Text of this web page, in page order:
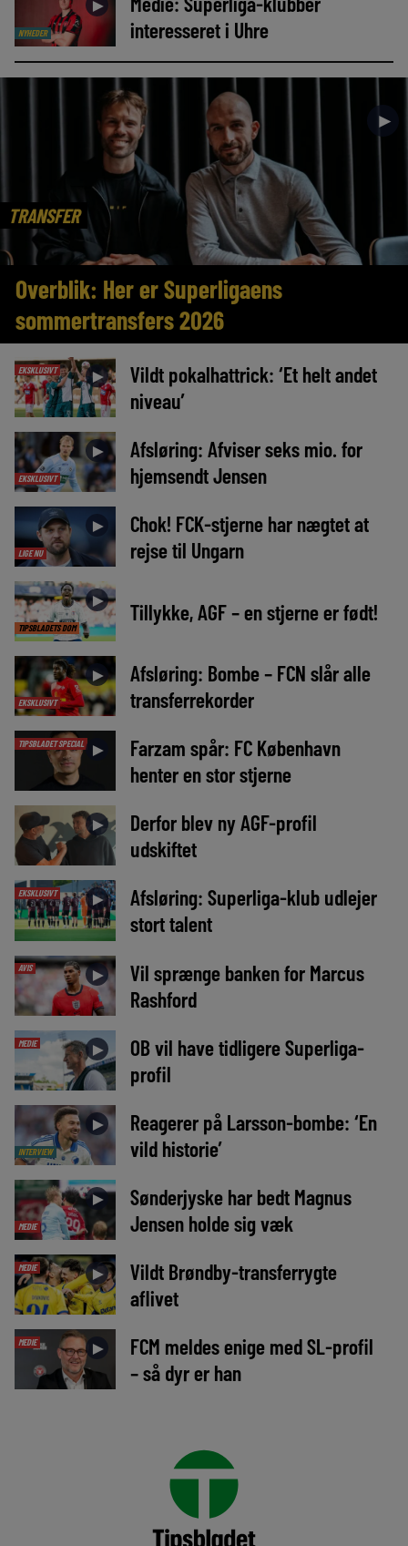
NYHEDER
►
interesseret i Uhre
TRANSFER
►
Overblik: Her er Superligaens
sommertransfers 2026
EKSKLUSIVT ►
Vildt pokalhattrick: ‘Et helt andet
niveau’
EKSKLUSIVT
►
Afsløring: Afviser seks mio. for
hjemsendt Jensen
LIGE NU
►
Chok! FCK-stjerne har nægtet at
rejse til Ungarn
TIPSBLADETS DOM
► Tillykke, AGF – en stjerne er født!
EKSKLUSIVT
►
Afsløring: Bombe – FCN slår alle
transferrekorder
TIPSBLADET SPECIAL ►
Farzam spår: FC København
henter en stor stjerne
►
Derfor blev ny AGF-profil
udskiftet
EKSKLUSIVT ►
Afsløring: Superliga-klub udlejer
stort talent
AVIS ►
Vil sprænge banken for Marcus
Rashford
MEDIE ►
OB vil have tidligere Superliga-
profil
INTERVIEW
►
Reagerer på Larsson-bombe: ‘En
vild historie’
MEDIE
►
Sønderjyske har bedt Magnus
Jensen holde sig væk
MEDIE ►
Vildt Brøndby-transferrygte
aflivet
MEDIE ►
FCM meldes enige med SL-profil
– så dyr er han